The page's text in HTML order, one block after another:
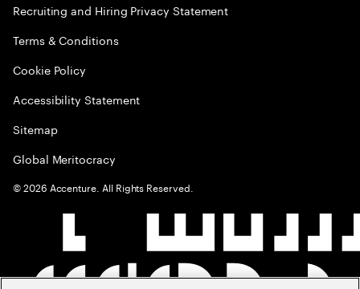
Recruiting and Hiring Privacy Statement
Terms & Conditions
Cookie Policy
Accessibility Statement
Sitemap
Global Meritocracy
©2026 Accenture. All Rights Reserved.